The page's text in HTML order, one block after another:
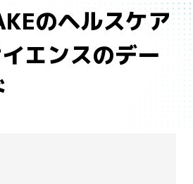
のヘルスケア
エンスのデー